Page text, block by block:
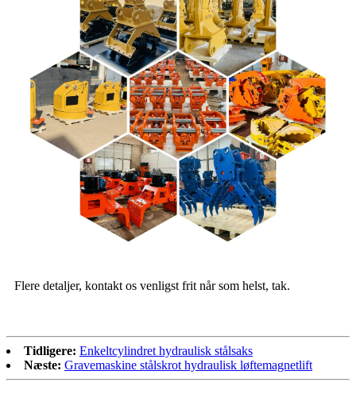
Flere detaljer, kontakt os venligst frit når som helst, tak.
Tidligere: Enkeltcylindret hydraulisk stålsaks
Næste: Gravemaskine stålskrot hydraulisk løftemagnetlift